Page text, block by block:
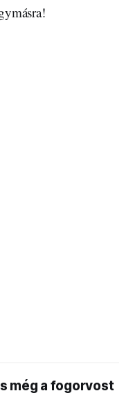
még a fogorvost